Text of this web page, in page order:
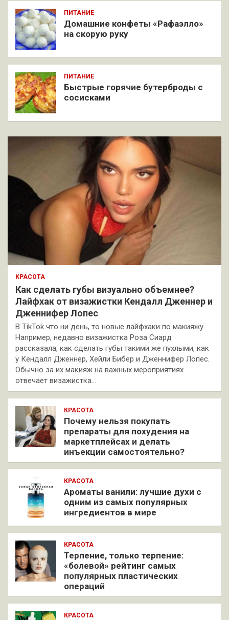
ПИТАНИЕ
Домашние конфеты «Рафаэлло»
на скорую руку
ПИТАНИЕ
Быстрые горячие бутерброды с
сосисками
КРАСОТА
Как сделать губы визуально объемнее?
Лайфхак от визажистки Кендалл Дженнер и
Дженнифер Лопес
В TikTok что ни день, то новые лайфхаки по макияжу.
Например, недавно визажистка Роза Сиард
рассказала, как сделать губы такими же пухлыми, как
у Кендалл Дженнер, Хейли Бибер и Дженнифер Лопес.
Обычно за их макияж на важных мероприятиях
отвечает визажистка…
КРАСОТА
Почему нельзя покупать
препараты для похудения на
маркетплейсах и делать
инъекции самостоятельно?
КРАСОТА
Ароматы ванили: лучшие духи с
одним из самых популярных
ингредиентов в мире
КРАСОТА
Терпение, только терпение:
«болевой» рейтинг самых
популярных пластических
операций
КРАСОТА